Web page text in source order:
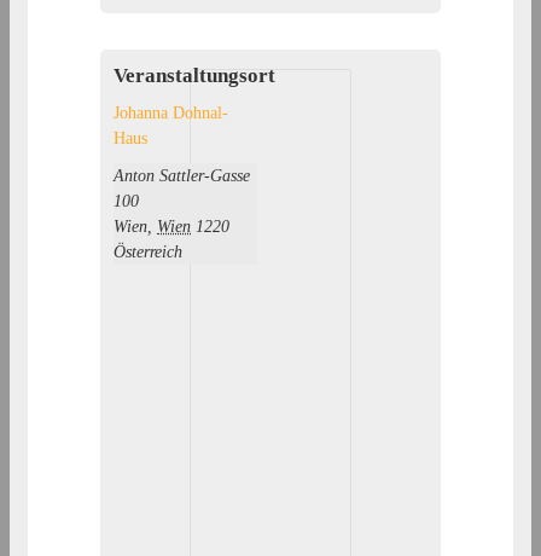
Veranstaltungsort
Johanna Dohnal-
Haus
Anton Sattler-Gasse
100
Wien Wien 1220
Österreich